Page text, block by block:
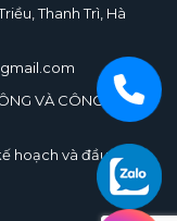
Thanh Trì, Hà
VÀ CÔNG
hoạch và đầu tư TP.